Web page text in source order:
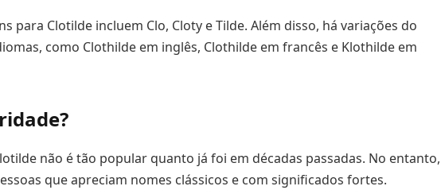
para Clotilde incluem Clo, Cloty e Tilde. Além disso, há variações do
como Clothilde em inglês, Clothilde em francês e Klothilde em
não é tão popular quanto já foi em décadas passadas. No entanto,
que apreciam nomes clássicos e com significados fortes.